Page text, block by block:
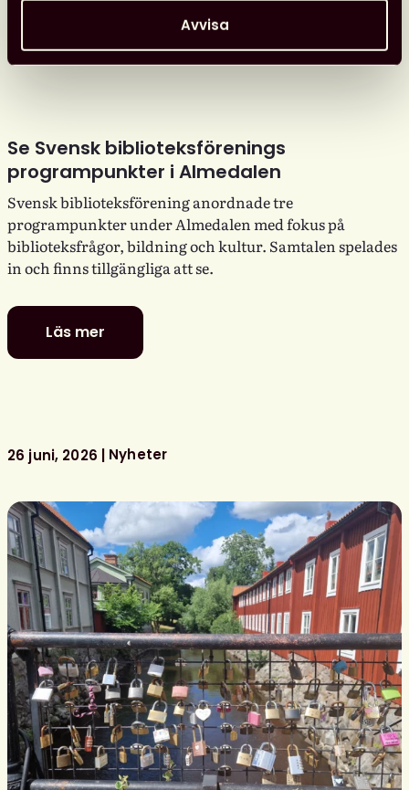
Avvisa
Se Svensk biblioteksförenings
programpunkter i Almedalen
Svensk biblioteksförening anordnade tre
programpunkter under Almedalen med fokus på
biblioteksfrågor, bildning och kultur. Samtalen spelades
in och finns tillgängliga att se.
Läs mer
Se
Svensk
Almedalen
26 juni, 2026 Nyheter